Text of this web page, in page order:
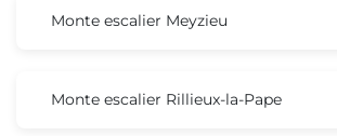
Monte escalier Meyzieu
Monte escalier Rillieux-la-Pape